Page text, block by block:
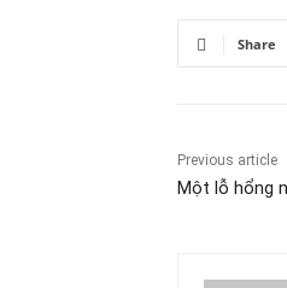
Share
Previous article
Một lỗ hổng